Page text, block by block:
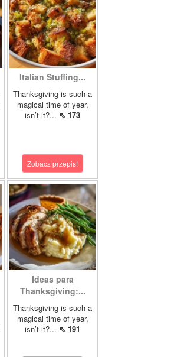
Italian Stuffing...
Thanksgiving is such a
magical time of year,
isn’t it?... ⇖ 173
Zobacz przepis!
Ideas para
Thanksgiving:...
Thanksgiving is such a
magical time of year,
isn’t it?... ⇖ 191